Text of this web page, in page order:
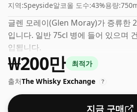
지역:Speyside알코올 도수:43%용량:
글렌 모레이(Glen Moray)가 증류한
입니다. 일반 75cl 병에 들어 있으며
입됩니다.
₩200만
최적가
출처The Whisky Exchange ?
지금 구매